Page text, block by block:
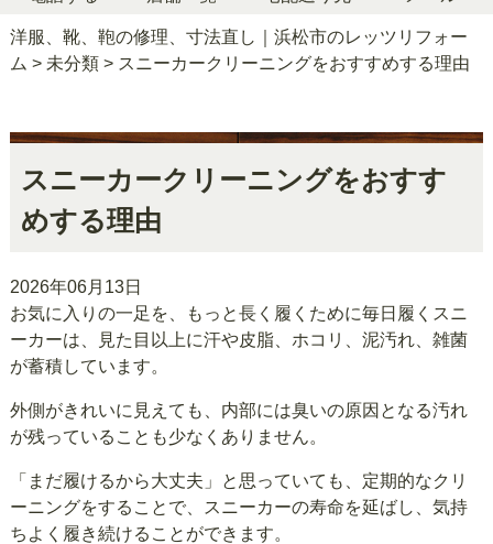
洋服、靴、鞄の修理、寸法直し｜浜松市のレッツリフォー
ム > 未分類> スニーカークリーニングをおすすめする理由
スニーカークリーニングをおすす
めする理由
2026年06月13日
お気に入りの一足を、もっと長く履くために毎日履くスニ
ーカーは、見た目以上に汗や皮脂、ホコリ、泥汚れ、雑菌
が蓄積しています。
外側がきれいに見えても、内部には臭いの原因となる汚れ
が残っていることも少なくありません。
「まだ履けるから大丈夫」と思っていても、定期的なクリ
ーニングをすることで、スニーカーの寿命を延ばし、気持
ちよく履き続けることができます。